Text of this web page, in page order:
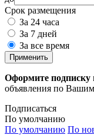
Срок размещения
За 24 часа
За 7 дней
За все время
Применить
Оформите подписку
объявления по
Подписаться
По умолчанию
По умолчанию По